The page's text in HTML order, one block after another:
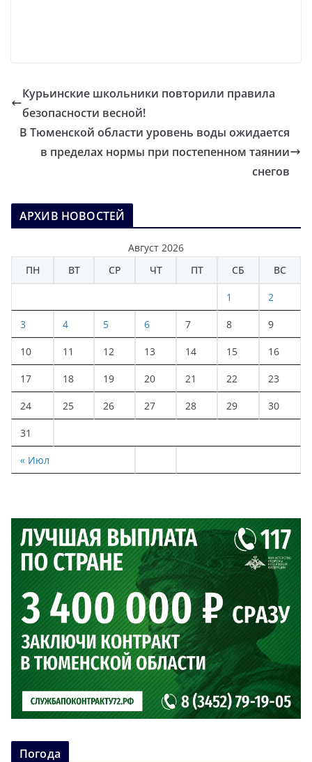
Курьинские школьники повторили правила
безопасности весной!
В Тюменской области уровень воды ожидается
в пределах нормы при постепенном таянии
снегов
АРХИВ НОВОСТЕЙ
Август 2026
ПН
ВТ СР ЧТ ПТ СБ ВС
« Июл
1 2
3 4 5 6 7 8 9
10 11 12 13 14 15 16
17 18 19 20 21 22 23
24 25 26 27 28 29 30
31
Погода